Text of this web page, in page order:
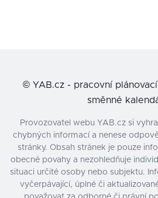
© YAB.cz - pracovní
směnné
Provozovatel webu YAB.cz si
chybných informací a nenese
stránky. Obsah stránek je pouze
obecné povahy a nezohledňuje
situaci určité osoby nebo subjektu.
vyčerpávající, úplné či